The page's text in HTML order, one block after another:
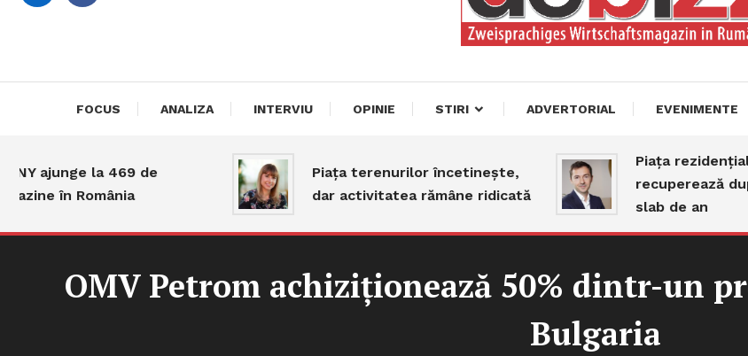
DeBizz
FOCUS ANALIZA INTERVIU OPINIE STIRI ADVERTORIAL EVENIMENTE
ajunge la 469 de
în România
Piața terenurilor încetinește,
dar activitatea rămâne ridicată
Piața rezidențială
recuperează după
slab de an
OMV Petrom achiziționează 50% dintr-un
Bulgaria